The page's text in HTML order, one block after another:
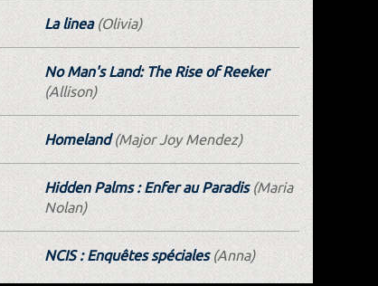
La linea(Olivia)
No Man's Land: The Rise of Reeker
(Allison)
Homeland(Major Joy Mendez)
Hidden Palms : Enfer au Paradis(Maria
Nolan)
NCIS : Enquêtes spéciales(Anna)